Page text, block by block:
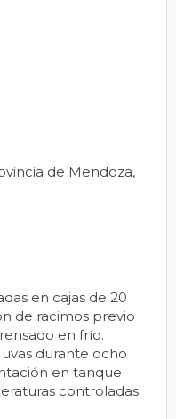
de Mendoza,
en cajas de 20
de racimos previo
en frío.
durante ocho
en tanque
controladas